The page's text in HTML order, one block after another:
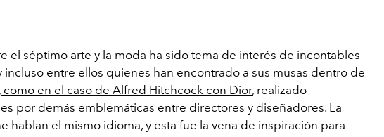
el séptimo arte y la moda ha sido tema de interés de incontables
incluso entre ellos quienes han encontrado a sus musas dentro de
como en el caso de Alfred Hitchcock con Dior, realizado
por demás emblemáticas entre directores y diseñadores. La
hablan el mismo idioma, y esta fue la vena de inspiración para